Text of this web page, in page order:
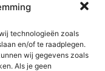
technologieën zoals
en/of te raadplegen.
wij gegevens zoals
Als je geen